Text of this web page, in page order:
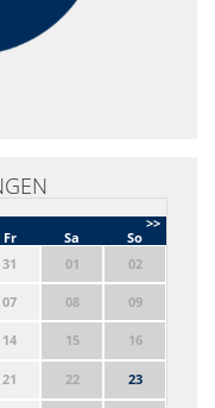
>>
Fr Sa
So
31 01 02
07 08 09
14 15 16
21 22 23